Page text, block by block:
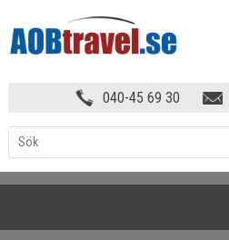
040-45 69 30